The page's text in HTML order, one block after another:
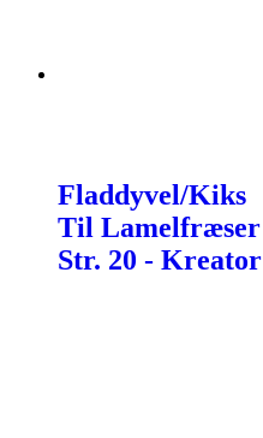
Fladdyvel/Kiks
Til Lamelfræser
Str. 20 - Kreator